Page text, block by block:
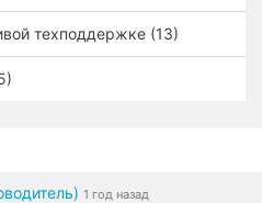
техподдержке (13)
1 год назад